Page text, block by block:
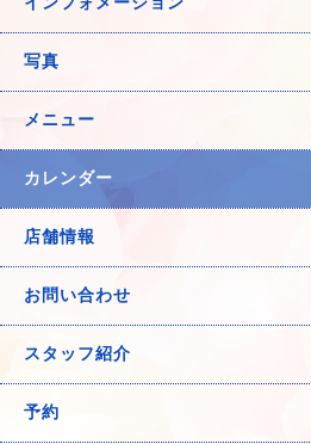
写真
メニュー
カレンダー
店舗情報
お問い合わせ
スタッフ紹介
予約